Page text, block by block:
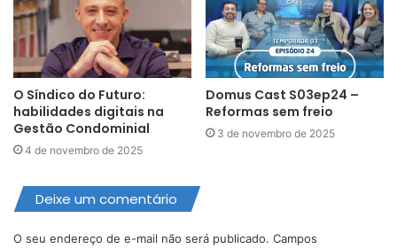
O Síndico do Futuro:
habilidades digitais na
Gestão Condominial
4 de novembro de 2025
Domus Cast S03ep24 –
Reformas sem freio
3 de novembro de 2025
Deixe um comentário
O seu endereço de e-mail não será publicado. Campos